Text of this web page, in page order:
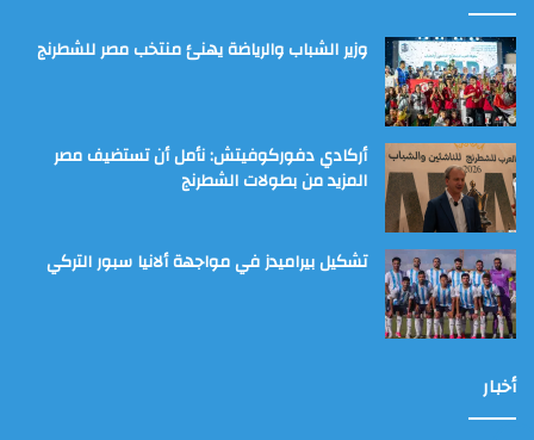
وزير الشباب والرياضة يهنئ منتخب مصر للشطرنج
أركادي دفوركوفيتش: نأمل أن تستضيف مصر
المزيد من بطولات الشطرنج
تشكيل بيراميدز في مواجهة ألانيا سبور التركي
أخبار